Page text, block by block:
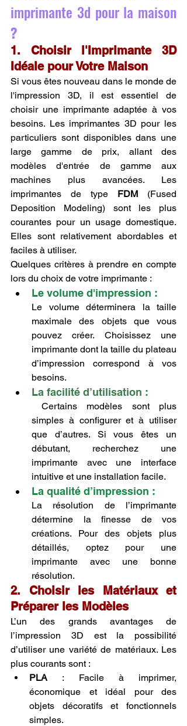
imprimante 3d pour la maison
?
1. Choisir l'Imprimante 3D
Idéale pour Votre Maison
Si vous êtes nouveau dans le monde de
l'impression 3D, il est essentiel de
choisir une imprimante adaptée à vos
besoins. Les imprimantes 3D pour les
particuliers sont disponibles dans une
large gamme de prix, allant des
modèles d'entrée de gamme aux
machines plus avancées. Les
imprimantes de type FDM (Fused
Deposition Modeling) sont les plus
courantes pour un usage domestique.
Elles sont relativement abordables et
faciles à utiliser.
Quelques critères à prendre en compte
lors du choix de votre imprimante :
Le volume d'impression :
Le volume déterminera la taille
maximale des objets que vous
pouvez créer. Choisissez une
imprimante dont la taille du plateau
d’impression correspond à vos
besoins.
La facilité d’utilisation :
simples à configurer et à utiliser
que d’autres. Si vous êtes un
débutant, recherchez une
imprimante avec une interface
intuitive et une installation facile.
La qualité d’impression :
La résolution de l’imprimante
détermine la finesse de vos
créations. Pour des objets plus
détaillés, optez pour une
imprimante avec une bonne
résolution.
2. Choisir les Matériaux et
Préparer les Modèles
L’un des grands avantages de
l’impression 3D est la possibilité
d’utiliser une variété de matériaux. Les
plus courants sont :
PLA : Facile à imprimer,
économique et idéal pour des
objets décoratifs et fonctionnels
simples.